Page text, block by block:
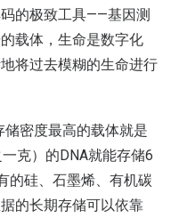
的极致工具——基因测
载体，生命是数字化
将过去模糊的生命进行
储密度最高的载体就是
克）的DNA就能存储6
的硅、石墨烯、有机碳
的长期存储可以依靠